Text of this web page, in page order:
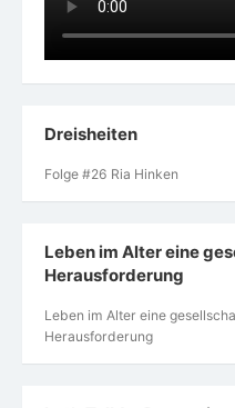
Dreisheiten
Folge #26 Ria Hinken
Leben im Alter eine
Herausforderung
Leben im Alter eine
Herausforderung